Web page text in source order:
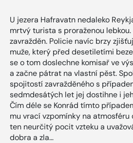
U jezera Hafravatn nedaleko
mrtvý turista s proraženou lebkou.
zavražděn. Policie navíc brzy
muže, který před desetiletími
se o tom doslechne komisař ve
a začne pátrat na vlastní pěst.
spojitostí zavražděného s
sedmdesátých let jej dostihne i
Čím déle se Konrád tímto
mu vrací vzpomínky na atmosféru
ten neurčitý pocit vzteku a
dobra a zla…